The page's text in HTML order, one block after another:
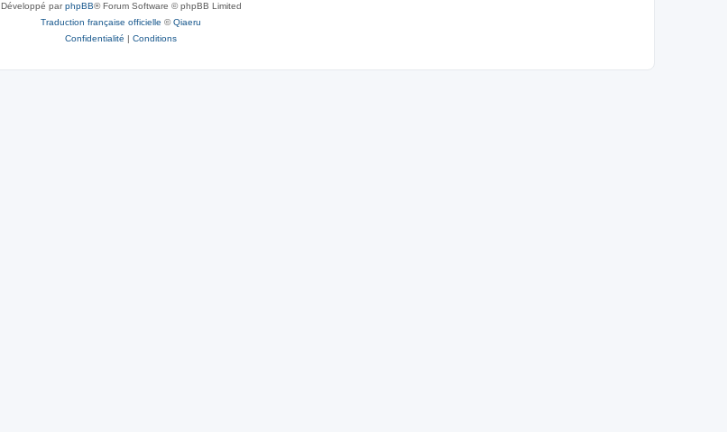
Développé parphpBB® Forum Software © phpBB Limited
Traduction française officielle ©Qiaeru
Confidentialité | Conditions